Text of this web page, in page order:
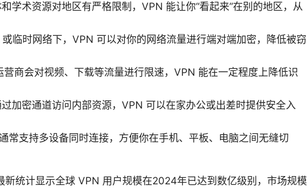
学术资源对地区有严格限制，VPN 能让你“看起来”在别的地区，从
临时网络下，VPN 可以对你的网络流量进行端对端加密，降低被窃
商会对视频、下载等流量进行限速，VPN 能在一定程度上降低识
加密通道访问内部资源，VPN 可以在家办公或出差时提供安全入
常支持多设备同时连接，方便你在手机、平板、电脑之间无缝切
统计显示全球 VPN 用户规模在2024年已达到数亿级别，市场规模